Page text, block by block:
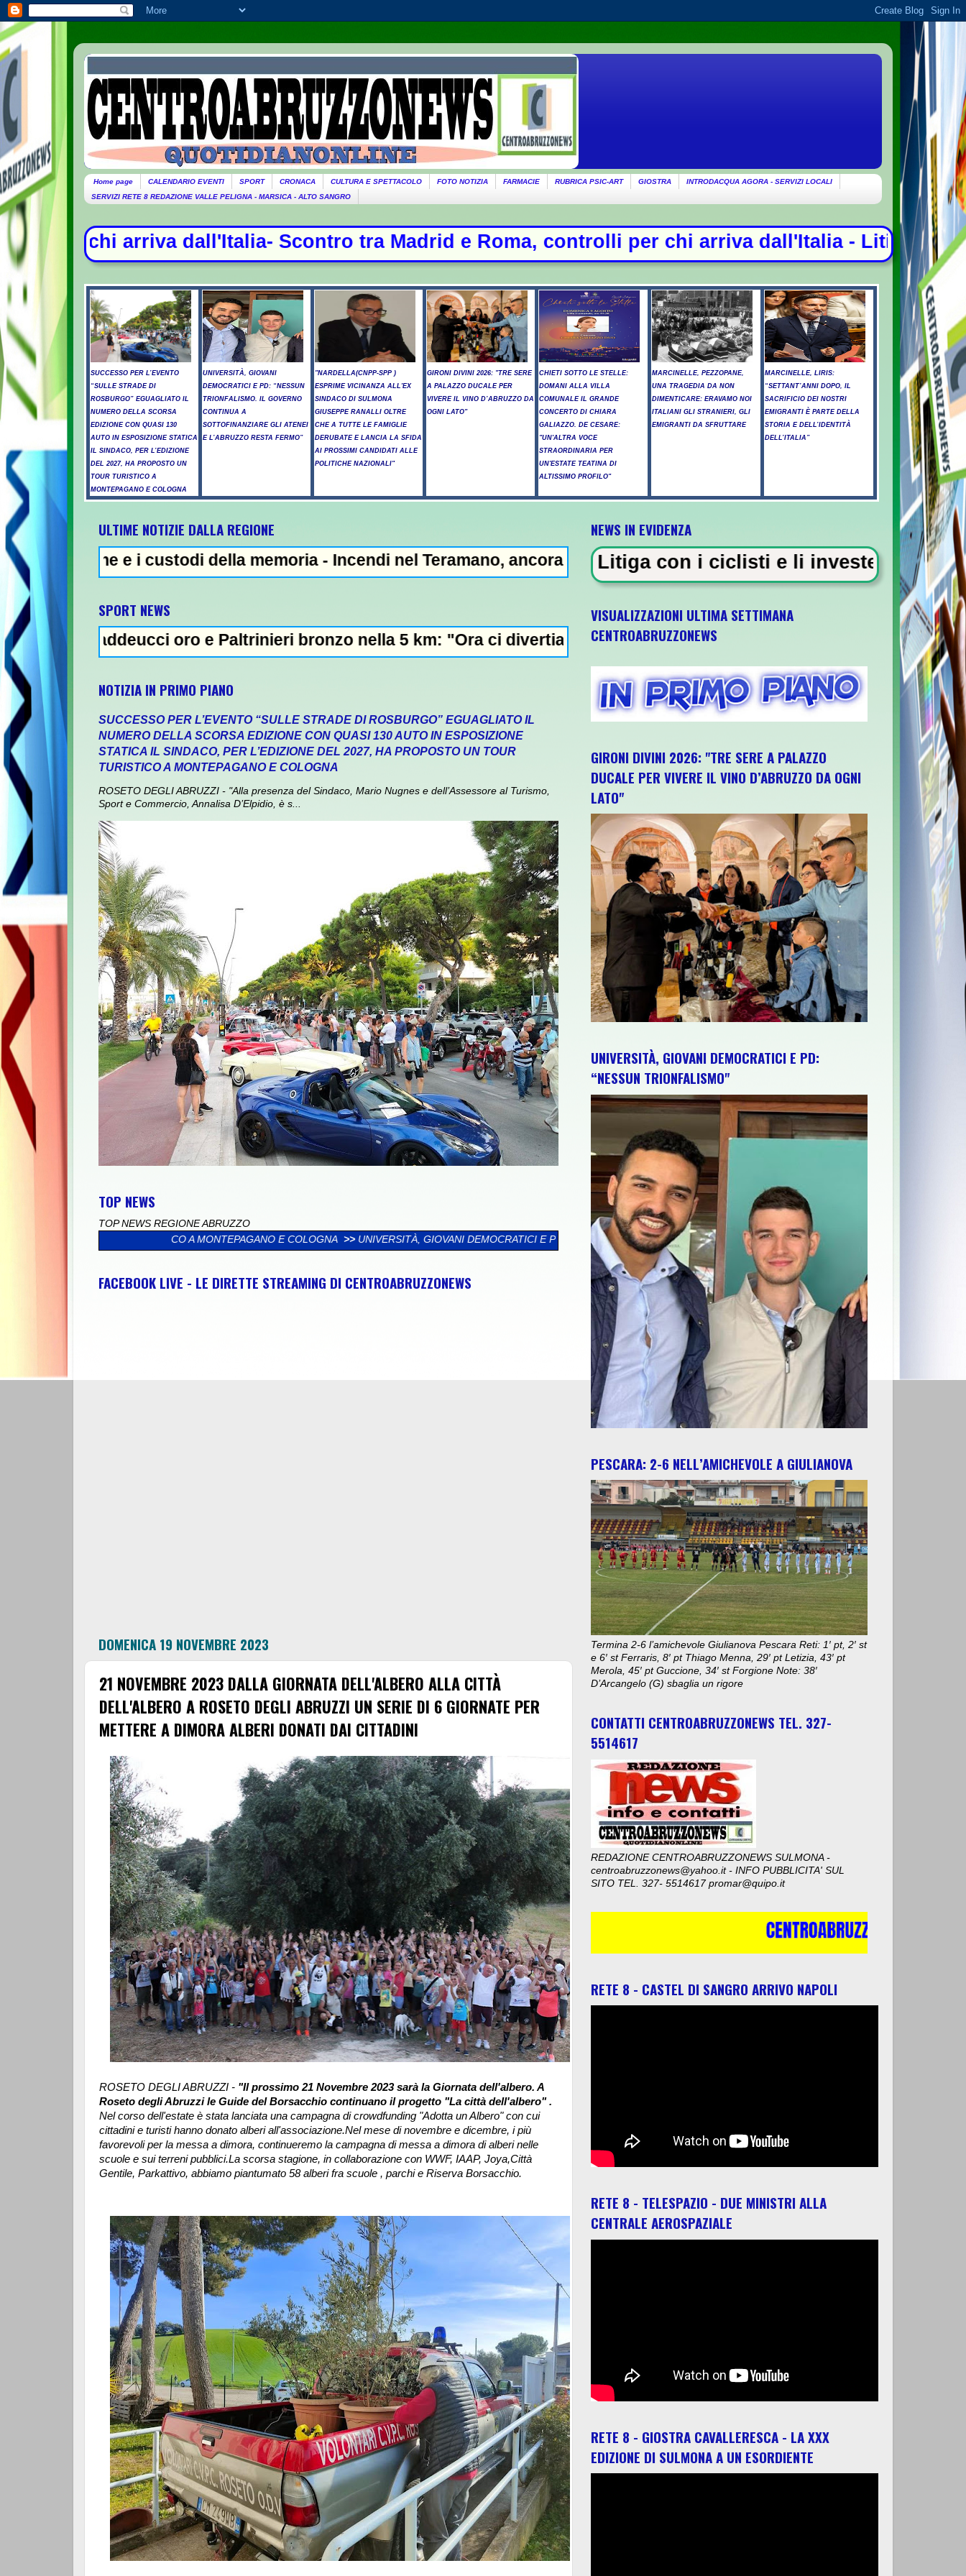
Home page CALENDARIO EVENTI SPORT CRONACA CULTURA E SPETTACOLO FOTO NOTIZIA FARMACIE RUBRICA PSIC-ART GIOSTRA
INTRODACQUA AGORA - SERVIZI LOCALI
SERVIZI RETE 8 REDAZIONE VALLE PELIGNA - MARSICA - ALTO SANGRO
dall'Italia- Scontro tra Madrid e Roma, controlli per chi arriva dall'Italia - Litiga con i ciclisti e
SUCCESSO PER L’EVENTO
“SULLE STRADE DI
ROSBURGO” EGUAGLIATO IL
NUMERO DELLA SCORSA
EDIZIONE CON QUASI 130
AUTO IN ESPOSIZIONE STATICA
IL SINDACO, PER L’EDIZIONE
DEL 2027, HA PROPOSTO UN
TOUR TURISTICO A
MONTEPAGANO E COLOGNA
UNIVERSITÀ, GIOVANI
DEMOCRATICI E PD: “NESSUN
TRIONFALISMO. IL GOVERNO
CONTINUA A
SOTTOFINANZIARE GLI ATENEI
E L’ABRUZZO RESTA FERMO”
"NARDELLA(CNPP-SPP )
ESPRIME VICINANZA ALL'EX
SINDACO DI SULMONA
GIUSEPPE RANALLI OLTRE
CHE A TUTTE LE FAMIGLIE
DERUBATE E LANCIA LA SFIDA
AI PROSSIMI CANDIDATI ALLE
POLITICHE NAZIONALI"
GIRONI DIVINI 2026: "TRE SERE
A PALAZZO DUCALE PER
VIVERE IL VINO D’ABRUZZO DA
OGNI LATO"
CHIETI SOTTO LE STELLE:
DOMANI ALLA VILLA
COMUNALE IL GRANDE
CONCERTO DI CHIARA
GALIAZZO. DE CESARE:
"UN'ALTRA VOCE
STRAORDINARIA PER
UN'ESTATE TEATINA DI
ALTISSIMO PROFILO"
MARCINELLE, PEZZOPANE,
UNA TRAGEDIA DA NON
DIMENTICARE: ERAVAMO NOI
ITALIANI GLI STRANIERI, GLI
EMIGRANTI DA SFRUTTARE
MARCINELLE, LIRIS:
“SETTANT’ANNI DOPO, IL
SACRIFICIO DEI NOSTRI
EMIGRANTI È PARTE DELLA
STORIA E DELL’IDENTITÀ
DELL’ITALIA”
ULTIME NOTIZIE DALLA REGIONE
e i custodi della memoria - Incendi nel Teramano, ancora elicotteri in azione -
SPORT NEWS
oro e Paltrinieri bronzo nella 5 km: "Ora ci divertiamo in staffetta"- L'Italia U21 il 5 ottobre a Pescara l'ultima gara
NOTIZIA IN PRIMO PIANO
SUCCESSO PER L’EVENTO “SULLE STRADE DI ROSBURGO” EGUAGLIATO IL
NUMERO DELLA SCORSA EDIZIONE CON QUASI 130 AUTO IN ESPOSIZIONE
STATICA IL SINDACO, PER L’EDIZIONE DEL 2027, HA PROPOSTO UN TOUR
TURISTICO A MONTEPAGANO E COLOGNA
ROSETO DEGLI ABRUZZI - "Alla presenza del Sindaco, Mario Nugnes e dell’Assessore al Turismo,
Sport e Commercio, Annalisa D’Elpidio, è s...
TOP NEWS
TOP NEWS REGIONE ABRUZZO
TURISTICO A MONTEPAGANO E COLOGNA >> UNIVERSITÀ, GIOVANI DEMOCRATICI E PD: “NESSUN TRIONFALISMO. IL GOVERNO CONTINUA A SOTTOFINANZIARE GLI ATENEI E L’ABRUZZO RESTA
FACEBOOK LIVE - LE DIRETTE STREAMING DI CENTROABRUZZONEWS
DOMENICA 19 NOVEMBRE 2023
21 NOVEMBRE 2023 DALLA GIORNATA DELL'ALBERO ALLA CITTÀ
DELL'ALBERO A ROSETO DEGLI ABRUZZI UN SERIE DI 6 GIORNATE PER
METTERE A DIMORA ALBERI DONATI DAI CITTADINI
ROSETO DEGLI ABRUZZI - "Il prossimo 21 Novembre 2023 sarà la Giornata dell'albero. A
Roseto degli Abruzzi le Guide del Borsacchio continuano il progetto "La città dell'albero" .
Nel corso dell'estate è stata lanciata una campagna di crowdfunding "Adotta un Albero" con cui
cittadini e turisti hanno donato alberi all'associazione.Nel mese di novembre e dicembre, i più
favorevoli per la messa a dimora, continueremo la campagna di messa a dimora di alberi nelle
scuole e sui terreni pubblici.La scorsa stagione, in collaborazione con WWF, IAAP, Joya,Città
Gentile, Parkattivo, abbiamo piantumato 58 alberi fra scuole , parchi e Riserva Borsacchio.
NEWS IN EVIDENZA
NEWS IN EVIDENZA - Litiga con i ciclisti e li investe, "chiedo perdono ai
VISUALIZZAZIONI ULTIMA SETTIMANA
CENTROABRUZZONEWS
GIRONI DIVINI 2026: "TRE SERE A PALAZZO
DUCALE PER VIVERE IL VINO D’ABRUZZO DA OGNI
LATO"
UNIVERSITÀ, GIOVANI DEMOCRATICI E PD:
“NESSUN TRIONFALISMO"
PESCARA: 2-6 NELL’AMICHEVOLE A GIULIANOVA
Termina 2-6 l’amichevole Giulianova Pescara Reti: 1′ pt, 2′ st
e 6′ st Ferraris, 8′ pt Thiago Menna, 29′ pt Letizia, 43′ pt
Merola, 45′ pt Guccione, 34′ st Forgione Note: 38′
D’Arcangelo (G) sbaglia un rigore
CONTATTI CENTROABRUZZONEWS TEL. 327-
5514617
REDAZIONE CENTROABRUZZONEWS SULMONA -
centroabruzzonews@yahoo.it - INFO PUBBLICITA' SUL
SITO TEL. 327- 5514617 promar@quipo.it
RETE 8 - CASTEL DI SANGRO ARRIVO NAPOLI
RETE 8 - TELESPAZIO - DUE MINISTRI ALLA
CENTRALE AEROSPAZIALE
RETE 8 - GIOSTRA CAVALLERESCA - LA XXX
EDIZIONE DI SULMONA A UN ESORDIENTE